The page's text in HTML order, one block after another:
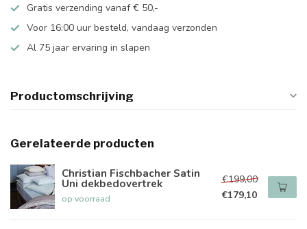
Gratis verzending vanaf € 50,-
Voor 16:00 uur besteld, vandaag verzonden
Al 75 jaar ervaring in slapen
Productomschrijving
Gerelateerde producten
Christian Fischbacher Satin
Uni dekbedovertrek
op voorraad
€199,00
€179,10